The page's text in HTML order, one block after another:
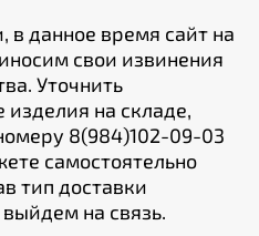
в данное время сайт на
свои извинения
Уточнить
на складе,
8(984)102-09-03
самостоятельно
тип доставки
на связь.